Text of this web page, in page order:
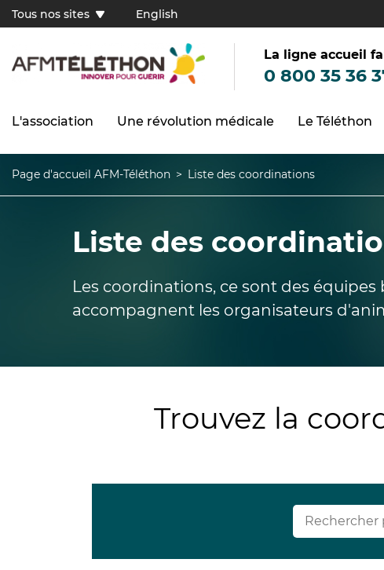
contenu
Tous
sites
(FR)
Tous nos sites English
La ligne accueil
0 800 35 36
Navigation
L'association Une révolution médicale Le Téléthon
Fil
d'Ariane
Page d'accueil AFM-Téléthon Liste des coordinations
Liste des
Les coordinations, ce sont des
accompagnent les organisateurs
Trouvez la